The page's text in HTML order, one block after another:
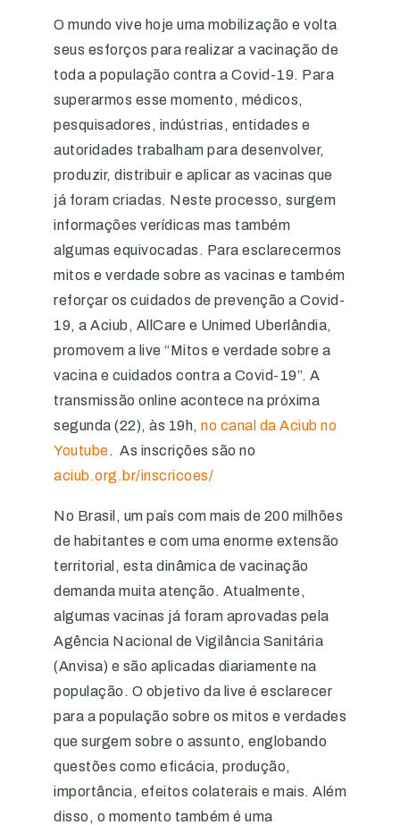
O mundo vive hoje uma mobilização e volta
seus esforços para realizar a vacinação de
toda a população contra a Covid-19. Para
superarmos esse momento, médicos,
pesquisadores, indústrias, entidades e
autoridades trabalham para desenvolver,
produzir, distribuir e aplicar as vacinas que
já foram criadas. Neste processo, surgem
informações verídicas mas também
algumas equivocadas. Para esclarecermos
mitos e verdade sobre as vacinas e também
reforçar os cuidados de prevenção a Covid-
19, a Aciub, AllCare e Unimed Uberlândia,
promovem a live “Mitos e verdade sobre a
vacina e cuidados contra a Covid-19”. A
transmissão online acontece na próxima
segunda (22), às 19h, no canal da Aciub no
Youtube. As inscrições são no
aciub.org.br/inscricoes/
No Brasil, um país com mais de 200 milhões
de habitantes e com uma enorme extensão
territorial, esta dinâmica de vacinação
demanda muita atenção. Atualmente,
algumas vacinas já foram aprovadas pela
Agência Nacional de Vigilância Sanitária
(Anvisa) e são aplicadas diariamente na
população. O objetivo da live é esclarecer
para a população sobre os mitos e verdades
que surgem sobre o assunto, englobando
questões como eficácia, produção,
importância, efeitos colaterais e mais. Além
disso, o momento também é uma